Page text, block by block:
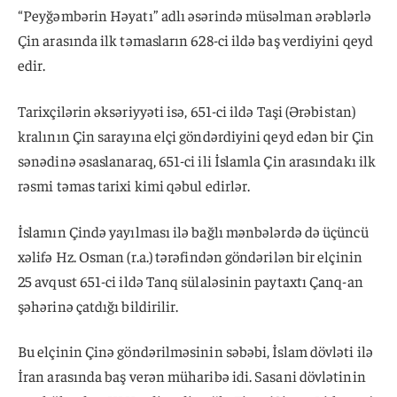
“Peyğəmbərin Həyatı” adlı əsərində müsəlman ərəblərlə
Çin arasında ilk təmasların 628-ci ildə baş verdiyini qeyd
edir.
Tarixçilərin əksəriyyəti isə, 651-ci ildə Taşi (Ərəbistan)
kralının Çin sarayına elçi göndərdiyini qeyd edən bir Çin
sənədinə əsaslanaraq, 651-ci ili İslamla Çin arasındakı ilk
rəsmi təmas tarixi kimi qəbul edirlər.
İslamın Çində yayılması ilə bağlı mənbələrdə də üçüncü
xəlifə Hz. Osman (r.a.) tərəfindən göndərilən bir elçinin
25 avqust 651-ci ildə Tanq sülaləsinin paytaxtı Çanq-an
şəhərinə çatdığı bildirilir.
Bu elçinin Çinə göndərilməsinin səbəbi, İslam dövləti ilə
İran arasında baş verən müharibə idi. Sasani dövlətinin